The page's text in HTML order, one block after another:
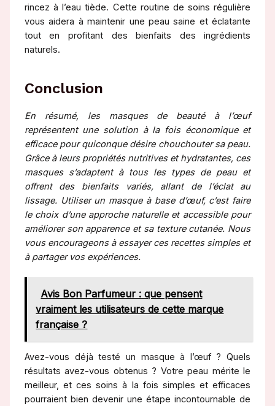
rincez à l’eau tiède. Cette routine de soins régulière
vous aidera à maintenir une peau saine et éclatante
tout en profitant des bienfaits des ingrédients
naturels.
Conclusion
En résumé, les masques de beauté à l’œuf
représentent une solution à la fois économique et
efficace pour quiconque désire chouchouter sa peau.
Grâce à leurs propriétés nutritives et hydratantes, ces
masques s’adaptent à tous les types de peau et
offrent des bienfaits variés, allant de l’éclat au
lissage. Utiliser un masque à base d’œuf, c’est faire
le choix d’une approche naturelle et accessible pour
améliorer son apparence et sa texture cutanée. Nous
vous encourageons à essayer ces recettes simples et
à partager vos expériences.
Avis Bon Parfumeur : que pensent
vraiment les utilisateurs de cette marque
française ?
Avez-vous déjà testé un masque à l’œuf ? Quels
résultats avez-vous obtenus ? Votre peau mérite le
meilleur, et ces soins à la fois simples et efficaces
pourraient bien devenir une étape incontournable de